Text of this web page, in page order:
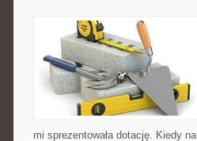
mi sprezentowała dotację. Kiedy